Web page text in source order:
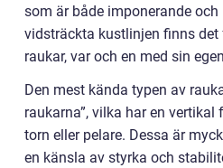
som är både imponerande och
vidsträckta kustlinjen finns det
raukar, var och en med sin
Den mest kända typen av
raukarna”, vilka har en
torn eller pelare. Dessa är
en känsla av styrka och